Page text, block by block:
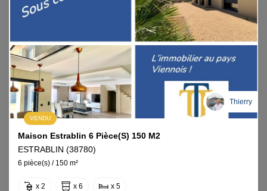
Thierry
VENDU
Maison Estrablin 6 Pièce(s) 150 M2
ESTRABLIN (38780)
6 pièce(s) / 150 m²
x 2 x 6 x 5